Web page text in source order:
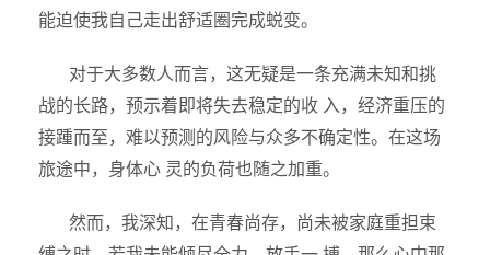
能迫使我自己走出舒适圈完成蜕变。
对于大多数人而言，这无疑是一条充满未知和挑
战的长路，预示着即将失去稳定的收 入，经济重压的
接踵而至，难以预测的风险与众多不确定性。在这场
旅途中，身体心 灵的负荷也随之加重。
然而，我深知，在青春尚存，尚未被家庭重担束